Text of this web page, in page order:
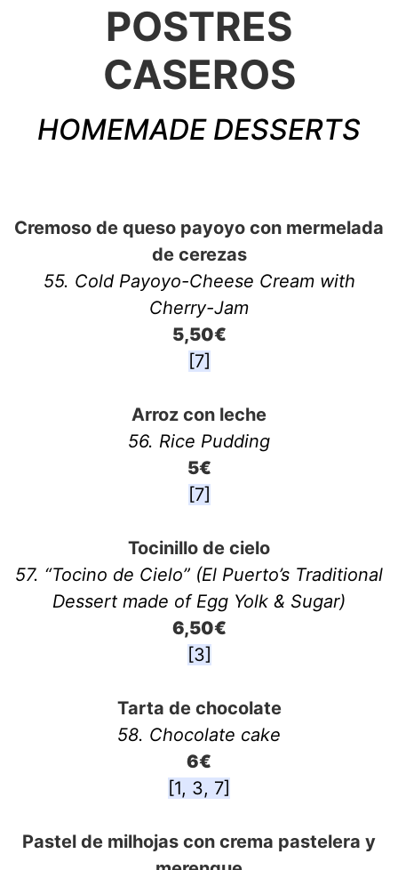
POSTRES
CASEROS
HOMEMADE DESSERTS
Cremoso de queso payoyo con mermelada
de cerezas
55. Cold Payoyo-Cheese Cream with
Cherry-Jam
5,50€
[7]
Arroz con leche
56. Rice Pudding
5€
[7]
Tocinillo de cielo
57. “Tocino de Cielo” (El Puerto’s Traditional
Dessert made of Egg Yolk & Sugar)
6,50€
[3]
Tarta de chocolate
58. Chocolate cake
6€
[1, 3, 7]
Pastel de milhojas con crema pastelera y